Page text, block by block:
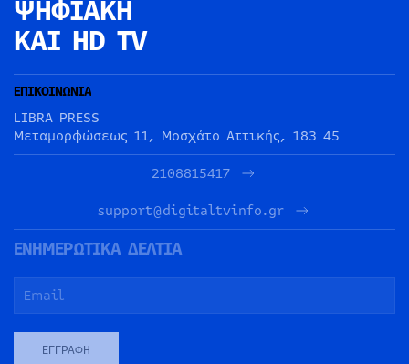
ΨΗΦΙΑΚΗ
ΚΑΙ HD TV
ΕΠΙΚΟΙΝΩΝΙΑ
LIBRA PRESS
Μεταμορφώσεως 11, Μοσχάτο Αττικής, 183 45
2108815417
support@digitaltvinfo.gr
ΕΝΗΜΕΡΩΤΙΚΑ ΔΕΛΤΙΑ
ΕΓΓΡΑΦΉ